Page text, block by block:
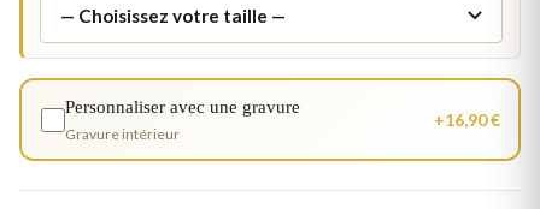
Personnaliser avec une gravure
Gravure intérieur
+16,90 €